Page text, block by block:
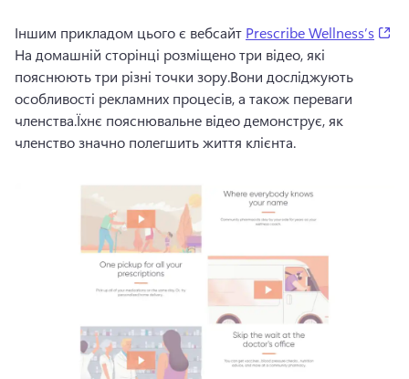
Іншим прикладом цього є вебсайт Prescribe Wellness’s
На домашній сторінці розміщено три відео, які
пояснюють три різні точки зору.Вони досліджують
особливості рекламних процесів, а також переваги
членства.Їхнє пояснювальне відео демонструє, як
членство значно полегшить життя клієнта.